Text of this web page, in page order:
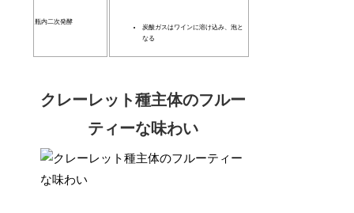
瓶内二次発酵
炭酸ガスはワインに溶け込み、泡と
なる
クレーレット種主体のフルー
ティーな味わい